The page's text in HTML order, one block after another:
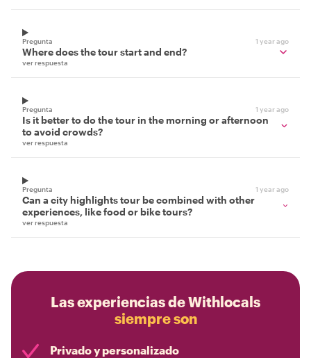
Pregunta 1 year ago
Where does the tour start and end?
ver respuesta
Pregunta 1 year ago
Is it better to do the tour in the morning or afternoon
to avoid crowds?
ver respuesta
Pregunta 1 year ago
Can a city highlights tour be combined with other
experiences, like food or bike tours?
ver respuesta
Las experiencias de Withlocals
siempre son
Privado y personalizado